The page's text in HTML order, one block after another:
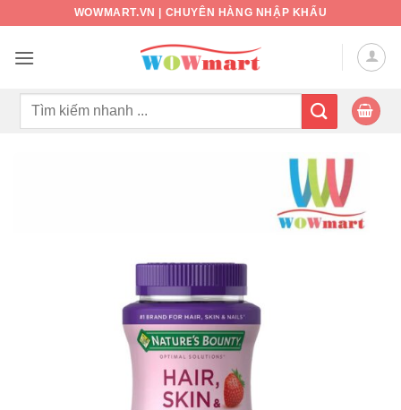
nội
WOWMART.VN | CHUYÊN HÀNG NHẬP KHẨU
Tìm